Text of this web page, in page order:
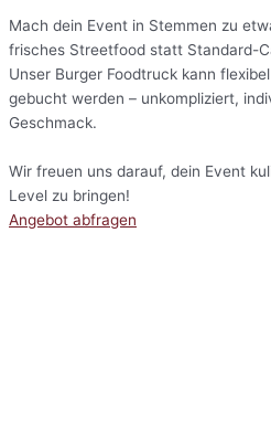
Mach dein Event in Stemmen zu
frisches Streetfood statt Standard-
Unser Burger Foodtruck kann
gebucht werden – unkompliziert,
Geschmack.
Wir freuen uns darauf, dein Event
Level zu bringen!
Angebot abfragen